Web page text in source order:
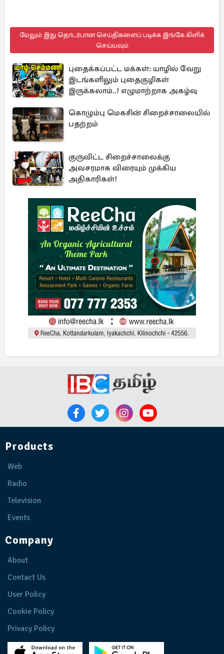
மேலும் இது தொடர்பான செய்திகளைப் படிக்க இங்கே கிளிக்
செய்யவும்
புதைக்கப்பட்ட மக்கள்: யாழில் வேறு
இடங்களிலும் புதைகுழிகள்
இருக்கலாம்..! எழுமாற்றாக அகழ்வு
கொழும்பு மெகசின் சிறைச்சாலையில்
பதற்றம்
குருவிட்ட சிறைச்சாலைக்கு
அவசரமாக விரையும் முக்கிய
அதிகாரிகள்!
Products
Web
Radio
Television
Events
Company
About
Contact Us
User Policy
Cookie Policy
Privacy Policy